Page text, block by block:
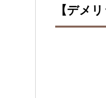
【デメリ